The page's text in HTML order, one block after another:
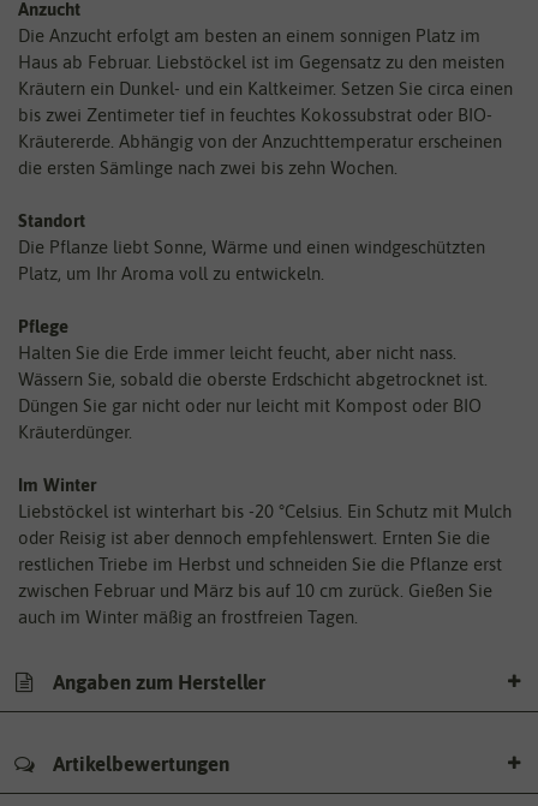
Anzucht
Die Anzucht erfolgt am besten an einem sonnigen Platz im
Haus ab Februar. Liebstöckel ist im Gegensatz zu den meisten
Kräutern ein Dunkel- und ein Kaltkeimer. Setzen Sie circa einen
bis zwei Zentimeter tief in feuchtes Kokossubstrat oder BIO-
Kräutererde. Abhängig von der Anzuchttemperatur erscheinen
die ersten Sämlinge nach zwei bis zehn Wochen.
Standort
Die Pflanze liebt Sonne, Wärme und einen windgeschützten
Platz, um Ihr Aroma voll zu entwickeln.
Pflege
Halten Sie die Erde immer leicht feucht, aber nicht nass.
Wässern Sie, sobald die oberste Erdschicht abgetrocknet ist.
Düngen Sie gar nicht oder nur leicht mit Kompost oder BIO
Kräuterdünger.
Im Winter
Liebstöckel ist winterhart bis -20 °Celsius. Ein Schutz mit Mulch
oder Reisig ist aber dennoch empfehlenswert. Ernten Sie die
restlichen Triebe im Herbst und schneiden Sie die Pflanze erst
zwischen Februar und März bis auf 10 cm zurück. Gießen Sie
auch im Winter mäßig an frostfreien Tagen.
Angaben zum Hersteller
Artikelbewertungen